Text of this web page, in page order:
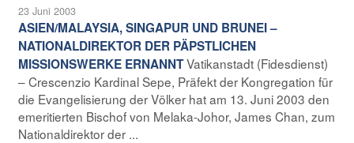
23 Juni 2003
ASIEN/MALAYSIA, SINGAPUR UND BRUNEI –
NATIONALDIREKTOR DER PÄPSTLICHEN
MISSIONSWERKE ERNANNTVatikanstadt (Fidesdienst)
– Crescenzio Kardinal Sepe, Präfekt der Kongregation für
die Evangelisierung der Völker hat am 13. Juni 2003 den
emeritierten Bischof von Melaka-Johor, James Chan, zum
Nationaldirektor der ...